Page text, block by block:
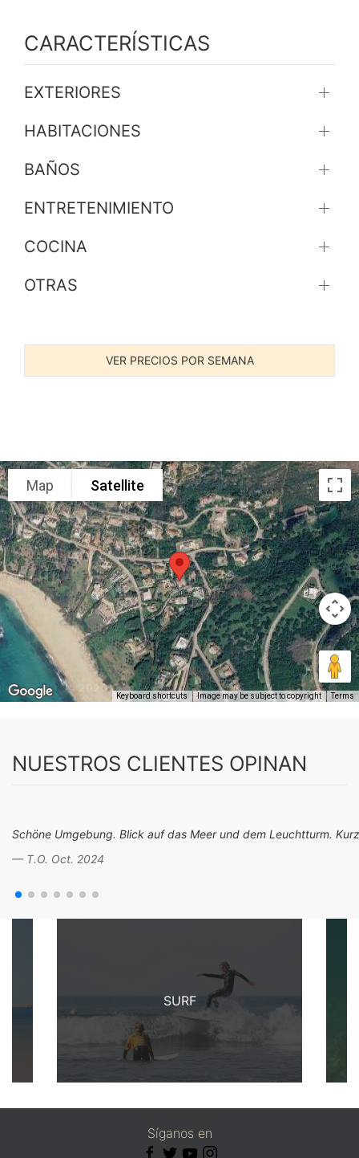
CARACTERÍSTICAS
EXTERIORES
HABITACIONES
BAÑOS
ENTRETENIMIENTO
COCINA
OTRAS
VER PRECIOS POR SEMANA
Map Satellite
Keyboard shortcuts Image may be subject to copyright Terms
NUESTROS CLIENTES OPINAN
Schöne Umgebung. Blick auf das Meer und dem Leuchtturm.
T.O. Oct. 2024
SURF
Síganos en